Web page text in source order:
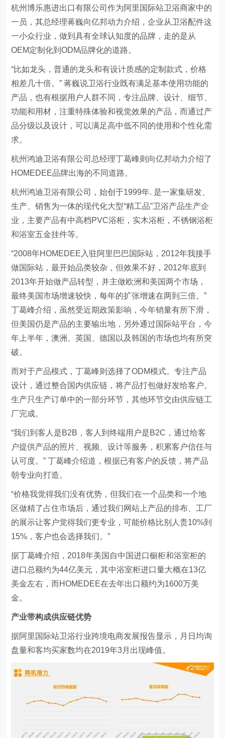
杭州博乐惠进出口有限公司作为阿里国际站卫浴商家中的
一员，其总经理蒋巍向亿邦动力介绍，企业从卫浴配件这
一小众行业，做到具有全球认知度的品牌，走的是从
OEM定制化到ODM品牌化的道路。
“比如龙头，普通的龙头和有设计质感的定制款式，价格
相差几十倍。” 蒋巍说卫浴行业既有满足基本使用功能的
产品，也有根据用户人群不同，专注品牌、设计、细节、
功能和用材，注重特殊体验和视觉效果的产品，而通过产
品分级以及设计，可以满足高中低不同的使用和个性化需
求。
杭州鸿迪卫浴有限公司总经理丁葛峰则向亿邦动力介绍了
HOMEDEE品牌出海的不同道路。
杭州鸿迪卫浴有限公司，始创于1999年. 是一家集研发、
生产、销售为一体的现代化大型“精工品”卫浴产品生产企
业，主要产品有中高档PVC浴柜，实木浴柜，不锈钢浴柜
和浴室五金挂件等。
“2008年HOMEDEE入驻阿里巴巴国际站，2012年我接手
做国际站，最开始品类较杂，但效果不好，2012年底到
2013年开始做产品转型，并主做欧洲和美国两个市场，
最终美国市场增速较快，每年的扩张增速在两到三倍。”
丁葛峰介绍，虽然受近期政策影响，今年销量有所下滑，
但美国仍是产品的主要输出地，另外通过国际站平台，今
年上半年，澳洲、英国、德国以及韩国的市场也均有所突
破。
而对于产品模式，丁葛峰则选择了ODM模式。专注产品
设计，通过整合国内供应链，将产品打包做好发给客户。
生产只生产订单中的一部分环节，其他环节交由供应链工
厂完成。
“我们到客人是B2B，客人到终端用户是B2C，通过给客
户提供产品的照片、视频、设计等服务，积累客户信任与
认可度。” 丁葛峰介绍道，根据已有客户的反馈，将产品
朝专业向打造。
“价格我觉得我们没有优势，但我们在一个品类和一个地
区做精了占住市场后，通过我们网站上产品的排布、工厂
的展示让客户觉得我们更专业，可能价格比别人贵10%到
15%，客户也会选择我们。”
据丁葛峰介绍，2018年美国自中国进口橱柜和浴室柜的
进口总额约为44亿美元，其中浴室柜进口量大概在13亿
美金左右，而HOMEDEE在去年出口额约为1600万美
金。
产业带构成供应链优势
据阿里国际站卫浴行业跨境电商发展报告显示，月日均询
盘量和客均买家数均在2019年3月出现峰值。